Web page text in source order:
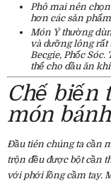
Phô mai nên
hơn các sản
Món Ý thường
và dưỡng lông rất
Becgie, Phốc
thế cho dầu ăn
Chế biến
món
Đầu tiên chúng ta cần
trộn đều được bột cần
với phới lồng cầm tay.